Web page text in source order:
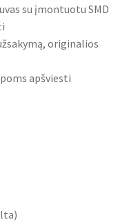
su įmontuotu SMD
originalios
apšviesti